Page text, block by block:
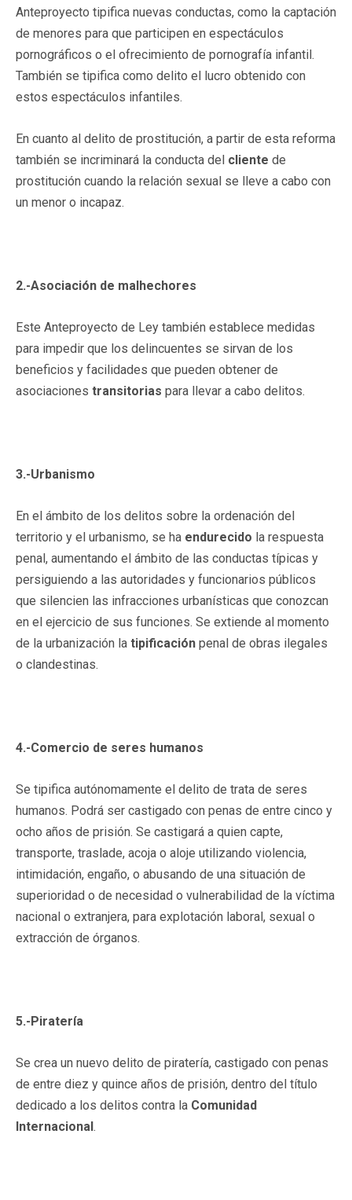
Anteproyecto tipifica nuevas conductas, como la captación
de menores para que participen en espectáculos
pornográficos o el ofrecimiento de pornografía infantil.
También se tipifica como delito el lucro obtenido con
estos espectáculos infantiles.
En cuanto al delito de prostitución, a partir de esta reforma
también se incriminará la conducta del cliente de
prostitución cuando la relación sexual se lleve a cabo con
un menor o incapaz.
2.-Asociación de malhechores
Este Anteproyecto de Ley también establece medidas
para impedir que los delincuentes se sirvan de los
beneficios y facilidades que pueden obtener de
asociaciones transitorias para llevar a cabo delitos.
3.-Urbanismo
En el ámbito de los delitos sobre la ordenación del
territorio y el urbanismo, se ha endurecido la respuesta
penal, aumentando el ámbito de las conductas típicas y
persiguiendo a las autoridades y funcionarios públicos
que silencien las infracciones urbanísticas que conozcan
en el ejercicio de sus funciones. Se extiende al momento
de la urbanización la tipificación penal de obras ilegales
o clandestinas.
4.-Comercio de seres humanos
Se tipifica autónomamente el delito de trata de seres
humanos. Podrá ser castigado con penas de entre cinco y
ocho años de prisión. Se castigará a quien capte,
transporte, traslade, acoja o aloje utilizando violencia,
intimidación, engaño, o abusando de una situación de
superioridad o de necesidad o vulnerabilidad de la víctima
nacional o extranjera, para explotación laboral, sexual o
extracción de órganos.
5.-Piratería
Se crea un nuevo delito de piratería, castigado con penas
de entre diez y quince años de prisión, dentro del título
dedicado a los delitos contra la Comunidad
Internacional.